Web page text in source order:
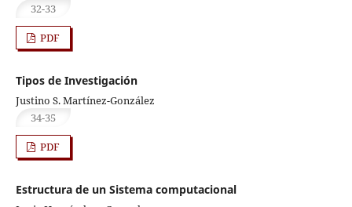
32-33
PDF
Tipos de Investigación
Justino S. Martínez-González
34-35
PDF
Estructura de un Sistema computacional